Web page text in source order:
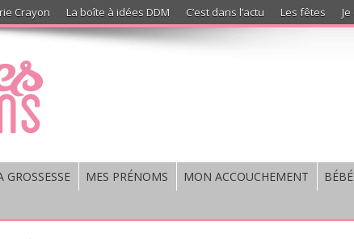
Crayon La boîte à idées DDM C’est dans l’actu Les fêtes
GROSSESSE MES PRÉNOMS MON ACCOUCHEMENT BÉBÉ